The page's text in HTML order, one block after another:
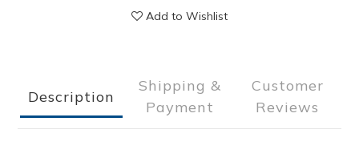
Add to Wishlist
Description
Shipping &
Payment
Customer
Reviews